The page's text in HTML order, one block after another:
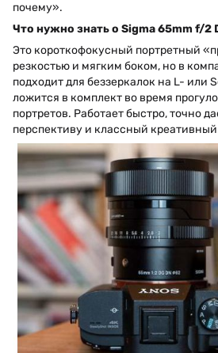
почему».
Что нужно знать о Sigma 65mm f/2
Это короткофокусный портретный
резкостью и мягким боком, но в
подходит для беззеркалок на L- или
ложится в комплект во время
портретов. Работает быстро, точно
перспективу и классный креативный